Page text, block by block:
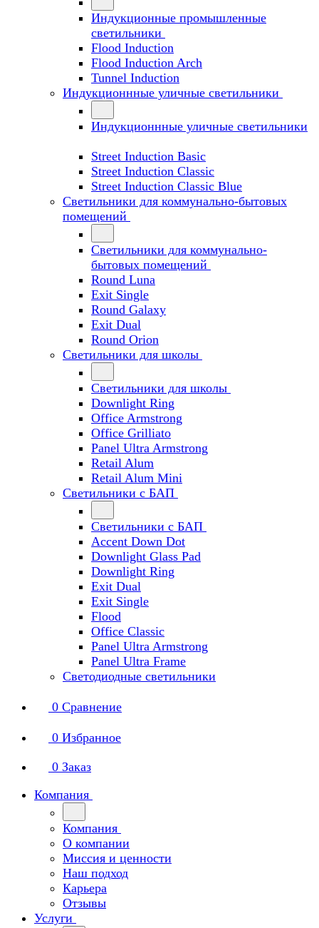
Индукционные промышленные
светильники
Flood Induction
Flood Induction Arch
Tunnel Induction
Индукционнные уличные светильники
Индукционнные уличные светильники
Street Induction Basic
Street Induction Classic
Street Induction Classic Blue
Светильники для коммунально-бытовых
помещений
Светильники для коммунально-
бытовых помещений
Round Luna
Exit Single
Round Galaxy
Exit Dual
Round Orion
Светильники для школы
Светильники для школы
Downlight Ring
Office Armstrong
Office Grilliato
Panel Ultra Armstrong
Retail Alum
Retail Alum Mini
Светильники с БАП
Светильники с БАП
Accent Down Dot
Downlight Glass Pad
Downlight Ring
Exit Dual
Exit Single
Flood
Office Classic
Panel Ultra Armstrong
Panel Ultra Frame
Светодиодные светильники
0 Сравнение
0 Избранное
0 Заказ
Компания
Компания
О компании
Миссия и ценности
Наш подход
Карьера
Отзывы
Услуги